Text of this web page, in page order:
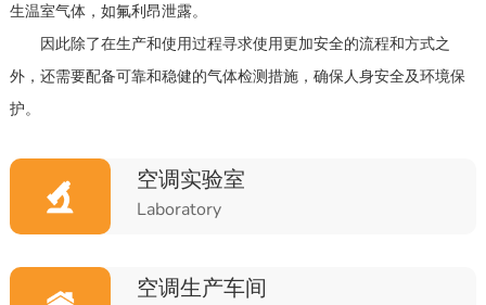
生温室气体，如氟利昂泄露。
因此除了在生产和使用过程寻求使用更加安全的流程和方式之
外，还需要配备可靠和稳健的气体检测措施，确保人身安全及环境保
护。
空调实验室
Laboratory
空调生产车间